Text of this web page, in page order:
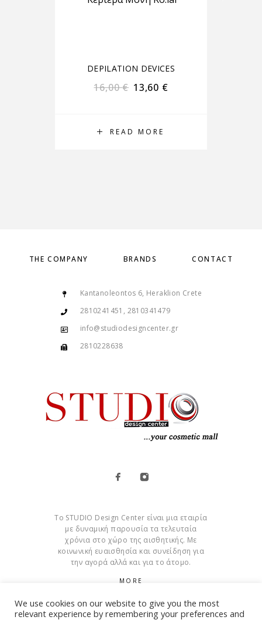
READ MORE
DEPILATION DEVICES
16,00€ 13,60 €
THE COMPANY BRANDS CONTACT
Kantanoleontos 6, Heraklion Crete
2810241451, 2810341479
info@studiodesigncenter.gr
2810228638
Το STUDIO Design Center είναι μια εταιρία
με δυναμική παρουσία τα τελευταία
χρόνια στο χώρο της αισθητικής. Με
κοινωνική ευαισθησία και συνείδηση για
την αγορά αλλά και για το άτομο.
MORE
Cookies
We use cookies on our website to give you the most
relevant experience by remembering your preferences and